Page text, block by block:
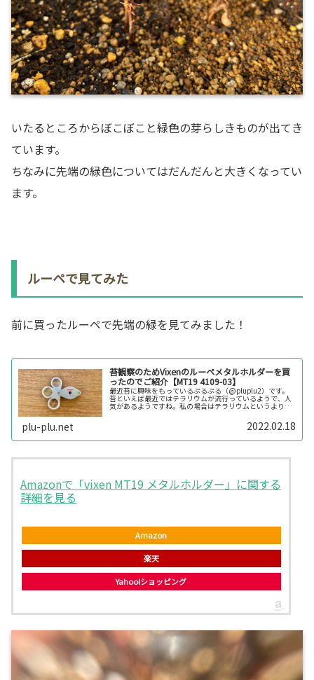
いたるところからぼこぼこと緑色の芽らしきものが出てき
ています。
ちなみに先端の緑色についてはだんだんと大きくなってい
ます。
ルーペで見てみた
前に買ったルーペで先端の緑を見てみました！
苔観察のためVixenのルーペメタルホルダーを買
ったのでご紹介【MT19 4109-03】
最近苔に興味をもっているぷるぷる（@pluplu2）です。
苔といえば最近ではテラリウムが流行っているようで、人
気があるようですね。私の場合はテラリウムというよりは
plu-plu.net 2022.02.18
Amazonで「vixen MT19 メタルホルダー」に関する
詳細を見る
Amazon
楽天
Yahoo!ショッピング